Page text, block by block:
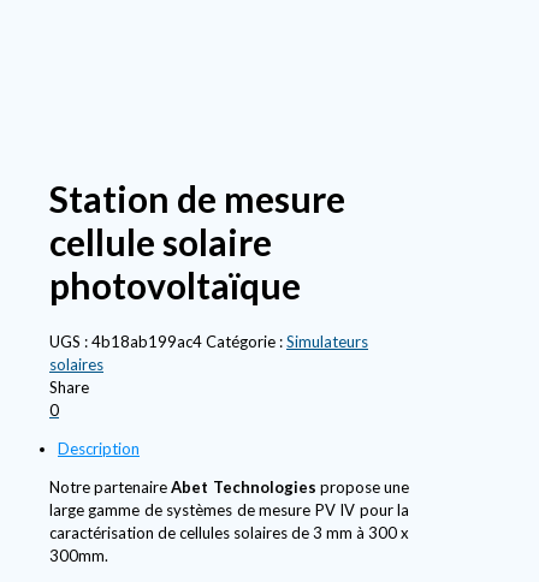
Station de mesure
cellule solaire
photovoltaïque
UGS :4b18ab199ac4Catégorie :Simulateurs
solaires
Share
0
Description
Notre partenaireAbet Technologies propose une
large gamme de systèmes de mesure PV IV pour la
caractérisation de cellules solaires de 3 mm à 300 x
300mm.